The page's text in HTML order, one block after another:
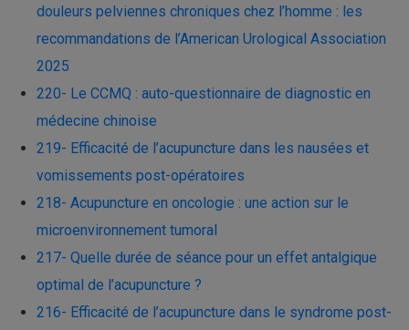
douleurs pelviennes chroniques chez l’homme : les
recommandations de l’American Urological Association
2025
220- Le CCMQ : auto-questionnaire de diagnostic en
médecine chinoise
219- Efficacité de l’acupuncture dans les nausées et
vomissements post-opératoires
218- Acupuncture en oncologie : une action sur le
microenvironnement tumoral
217- Quelle durée de séance pour un effet antalgique
optimal de l’acupuncture ?
216- Efficacité de l’acupuncture dans le syndrome post-